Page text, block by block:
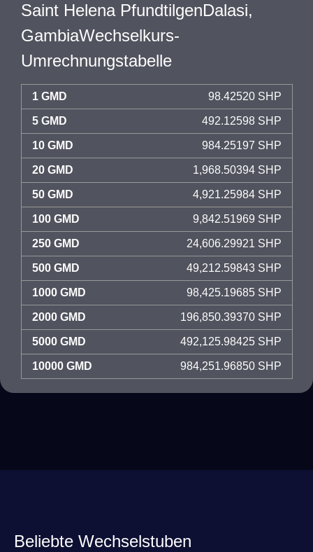
Saint Helena PfundtilgenDalasi,
GambiaWechselkurs-
Umrechnungstabelle
1 GMD 98.42520 SHP
5 GMD 492.12598 SHP
10 GMD 984.25197 SHP
20 GMD 1,968.50394 SHP
50 GMD 4,921.25984 SHP
100 GMD 9,842.51969 SHP
250 GMD 24,606.29921 SHP
500 GMD 49,212.59843 SHP
1000 GMD 98,425.19685 SHP
2000 GMD 196,850.39370 SHP
5000 GMD 492,125.98425 SHP
10000 GMD 984,251.96850 SHP
Beliebte Wechselstuben